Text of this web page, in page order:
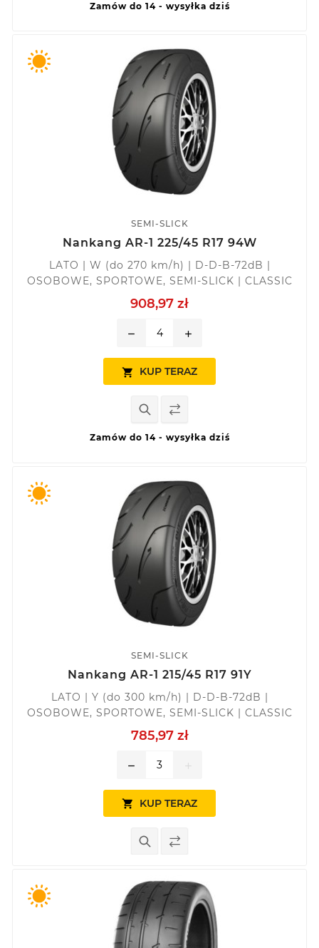
Zamów do 14 - wysyłka dziś
SEMI-SLICK
Nankang AR-1 225/45 R17 94W
LATO | W (do 270 km/h) | D-D-B-72dB |
OSOBOWE, SPORTOWE, SEMI-SLICK | CLASSIC
908,97 zł
remove add
 KUP TERAZ
Zamów do 14 - wysyłka dziś
SEMI-SLICK
Nankang AR-1 215/45 R17 91Y
LATO | Y (do 300 km/h) | D-D-B-72dB |
OSOBOWE, SPORTOWE, SEMI-SLICK | CLASSIC
785,97 zł
remove add
 KUP TERAZ